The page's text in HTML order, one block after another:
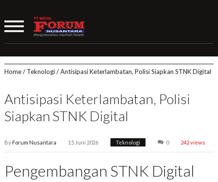
Home/ Teknologi/Antisipasi Keterlambatan, Polisi Siapkan STNK Digital
Antisipasi Keterlambatan, Polisi
Siapkan STNK Digital
ByForum Nusantara 15 Juni 2026 Teknologi 0 242 views
Pengembangan STNK Digital